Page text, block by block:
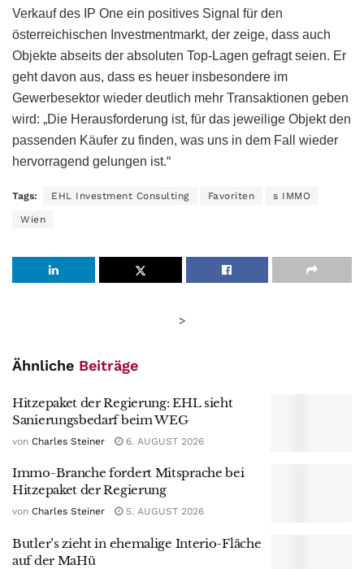
Verkauf des IP One ein positives Signal für den
österreichischen Investmentmarkt, der zeige, dass auch
Objekte abseits der absoluten Top-Lagen gefragt seien. Er
geht davon aus, dass es heuer insbesondere im
Gewerbesektor wieder deutlich mehr Transaktionen geben
wird: „Die Herausforderung ist, für das jeweilige Objekt den
passenden Käufer zu finden, was uns in dem Fall wieder
hervorragend gelungen ist.“
Tags: EHL Investment Consulting Favoriten s IMMO
Wien
>
Ähnliche Beiträge
Hitzepaket der Regierung: EHL sieht
Sanierungsbedarf beim WEG
von Charles Steiner 6. AUGUST 2026
Immo-Branche fordert Mitsprache bei
Hitzepaket der Regierung
von Charles Steiner 5. AUGUST 2026
Butler’s zieht in ehemalige Interio-Fläche
auf der MaHü